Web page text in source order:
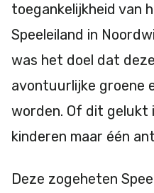
toegankelijkheid van
Speeleiland in
was het doel dat
avontuurlijke groene
worden. Of dit gelukt
kinderen maar één
Deze zogeheten